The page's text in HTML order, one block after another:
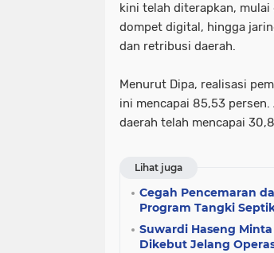
kini telah diterapkan,
dompet digital, hingga
dan retribusi daerah.
Menurut Dipa, realisasi
ini mencapai 85,53
daerah telah mencapai
Lihat juga
Cegah Pencemaran
Program Tangki
Suwardi Haseng
Dikebut Jelang